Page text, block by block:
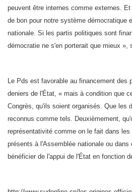
peuvent être internes comme externes.
de bon pour notre système démocratique
nationale. Si les partis politiques sont
démocratie ne s'en porterait que mieux »,
Le Pds est favorable au financement des
deniers de l'État, « mais à condition que
Congrès, qu'ils soient organisés. Que les
reconnus comme tels. Deuxièmement,
représentativité comme on le fait dans
présents à l'Assemblée nationale ou
bénéficier de l'appui de l'État en fonction